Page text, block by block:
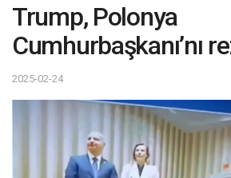
Trump, Polonya
Cumhurbaşkanı’nı
2025-02-24